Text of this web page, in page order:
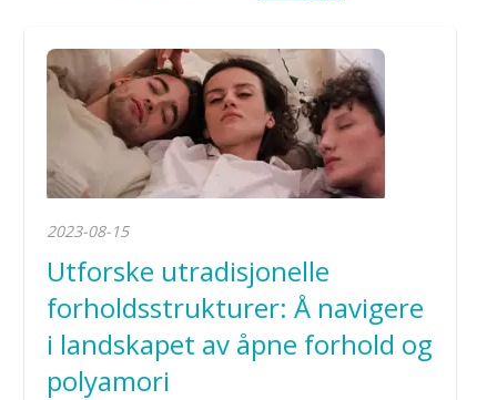
2023-08-15
Utforske utradisjonelle
forholdsstrukturer: Å navigere
i landskapet av åpne forhold og
polyamori